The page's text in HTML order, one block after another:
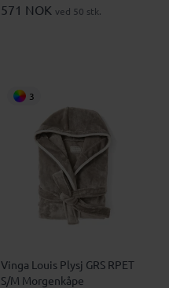
571 NOK ved 50 stk.
3
Vinga Louis Plysj GRS RPET
S/M Morgenkåpe